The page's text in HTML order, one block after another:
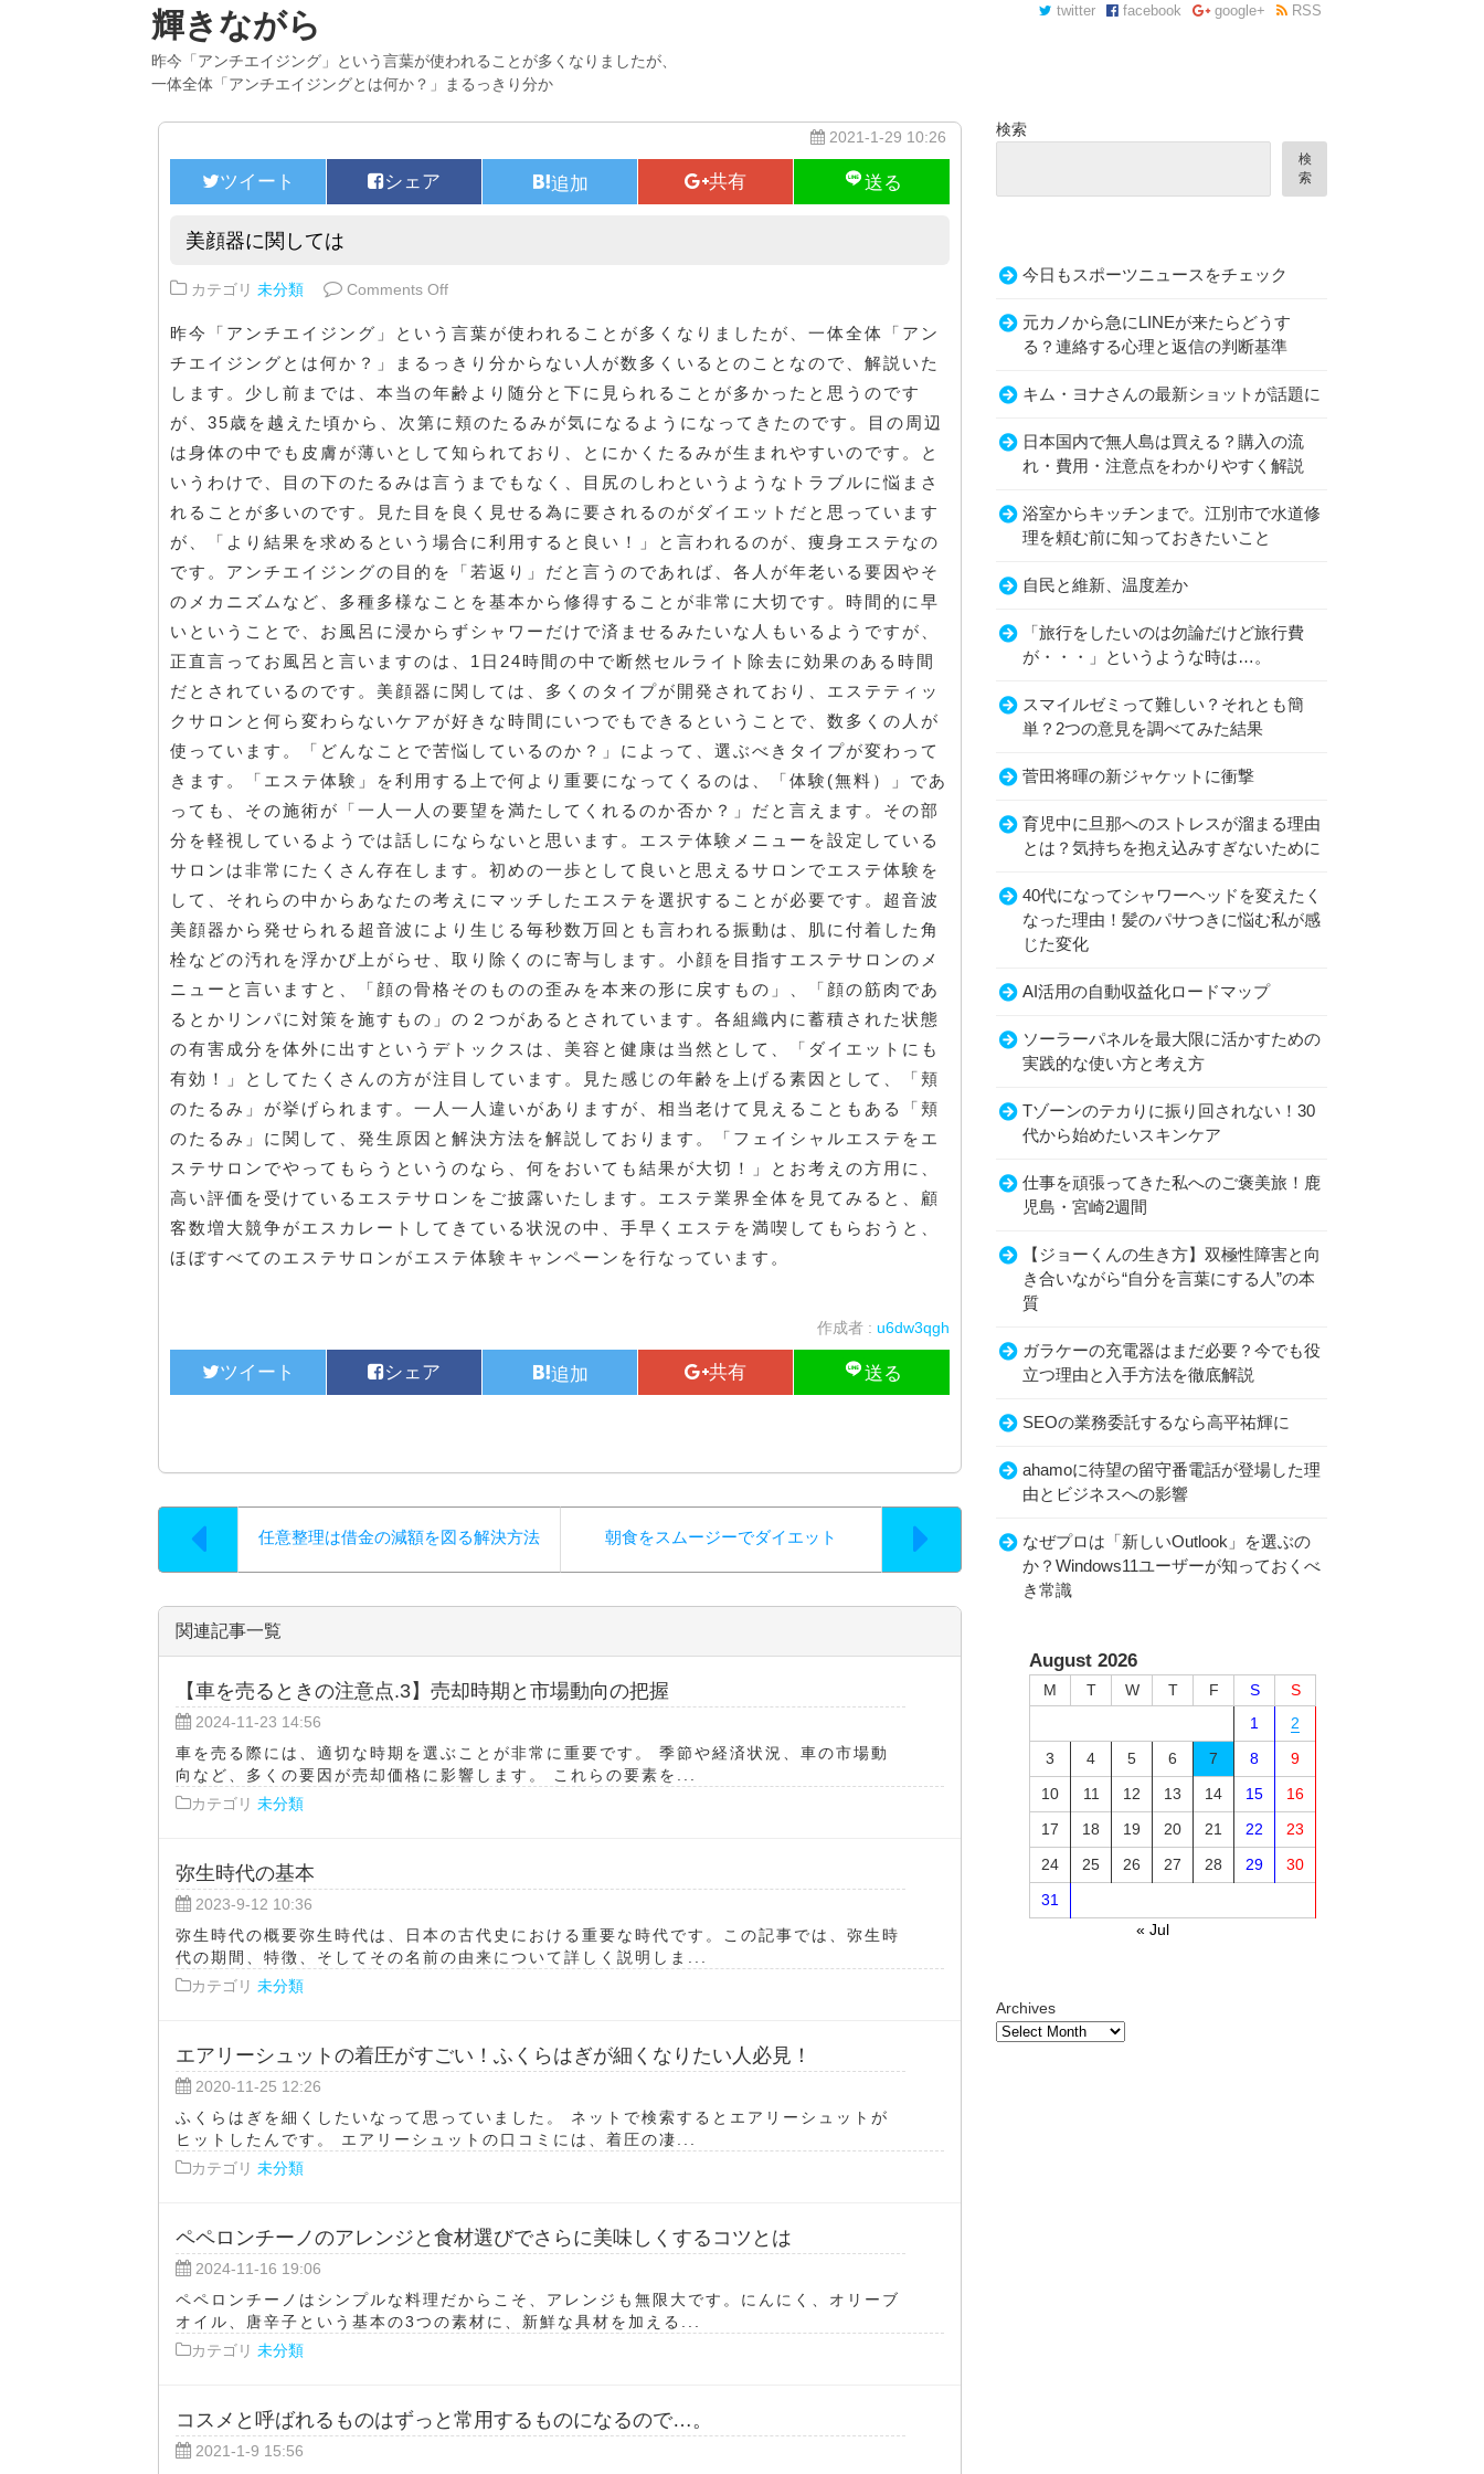
輝きながら
昨今「アンチエイジング」という言葉が使われることが多くなりましたが、
一体全体「アンチエイジングとは何か？」まるっきり分か
twitter facebook google+ RSS
2021-1-29 10:26
美顔器に関しては
カテゴリ 未分類 Comments Offon 美顔器に関しては
昨今「アンチエイジング」という言葉が使われることが多くなりましたが、一体全体「アン
チエイジングとは何か？」まるっきり分からない人が数多くいるとのことなので、解説いた
します。少し前までは、本当の年齢より随分と下に見られることが多かったと思うのです
が、35歳を越えた頃から、次第に頬のたるみが気になるようになってきたのです。目の周辺
は身体の中でも皮膚が薄いとして知られており、とにかくたるみが生まれやすいのです。と
いうわけで、目の下のたるみは言うまでもなく、目尻のしわというようなトラブルに悩まさ
れることが多いのです。見た目を良く見せる為に要されるのがダイエットだと思っています
が、「より結果を求めるという場合に利用すると良い！」と言われるのが、痩身エステなの
です。アンチエイジングの目的を「若返り」だと言うのであれば、各人が年老いる要因やそ
のメカニズムなど、多種多様なことを基本から修得することが非常に大切です。時間的に早
いということで、お風呂に浸からずシャワーだけで済ませるみたいな人もいるようですが、
正直言ってお風呂と言いますのは、1日24時間の中で断然セルライト除去に効果のある時間
だとされているのです。美顔器に関しては、多くのタイプが開発されており、エステティッ
クサロンと何ら変わらないケアが好きな時間にいつでもできるということで、数多くの人が
使っています。「どんなことで苦悩しているのか？」によって、選ぶべきタイプが変わって
きます。「エステ体験」を利用する上で何より重要になってくるのは、「体験(無料）」であ
っても、その施術が「一人一人の要望を満たしてくれるのか否か？」だと言えます。その部
分を軽視しているようでは話しにならないと思います。エステ体験メニューを設定している
サロンは非常にたくさん存在します。初めの一歩として良いと思えるサロンでエステ体験を
して、それらの中からあなたの考えにマッチしたエステを選択することが必要です。超音波
美顔器から発せられる超音波により生じる毎秒数万回とも言われる振動は、肌に付着した角
栓などの汚れを浮かび上がらせ、取り除くのに寄与します。小顔を目指すエステサロンのメ
ニューと言いますと、「顔の骨格そのものの歪みを本来の形に戻すもの」、「顔の筋肉であ
るとかリンパに対策を施すもの」の２つがあるとされています。各組織内に蓄積された状態
の有害成分を体外に出すというデトックスは、美容と健康は当然として、「ダイエットにも
有効！」としてたくさんの方が注目しています。見た感じの年齢を上げる素因として、「頬
のたるみ」が挙げられます。一人一人違いがありますが、相当老けて見えることもある「頬
のたるみ」に関して、発生原因と解決方法を解説しております。「フェイシャルエステをエ
ステサロンでやってもらうというのなら、何をおいても結果が大切！」とお考えの方用に、
高い評価を受けているエステサロンをご披露いたします。エステ業界全体を見てみると、顧
客数増大競争がエスカレートしてきている状況の中、手早くエステを満喫してもらおうと、
ほぼすべてのエステサロンがエステ体験キャンペーンを行なっています。
作成者 : u6dw3qgh
任意整理は借金の減額を図る解決方法 朝食をスムージーでダイエット
関連記事一覧
【車を売るときの注意点.3】売却時期と市場動向の把握
2024-11-23 14:56
車を売る際には、適切な時期を選ぶことが非常に重要です。 季節や経済状況、車の市場動
向など、多くの要因が売却価格に影響します。 これらの要素を...
カテゴリ 未分類
弥生時代の基本
2023-9-12 10:36
弥生時代の概要弥生時代は、日本の古代史における重要な時代です。この記事では、弥生時
代の期間、特徴、そしてその名前の由来について詳しく説明しま...
カテゴリ 未分類
エアリーシュットの着圧がすごい！ふくらはぎが細くなりたい人必見！
2020-11-25 12:26
ふくらはぎを細くしたいなって思っていました。 ネットで検索するとエアリーシュットが
ヒットしたんです。 エアリーシュットの口コミには、着圧の凄...
カテゴリ 未分類
ペペロンチーノのアレンジと食材選びでさらに美味しくするコツとは
2024-11-16 19:06
ペペロンチーノはシンプルな料理だからこそ、アレンジも無限大です。にんにく、オリーブ
オイル、唐辛子という基本の3つの素材に、新鮮な具材を加える...
カテゴリ 未分類
コスメと呼ばれるものはずっと常用するものになるので…。
2021-1-9 15:56
検索
検
索
今日もスポーツニュースをチェック
元カノから急にLINEが来たらどうす
る？連絡する心理と返信の判断基準
キム・ヨナさんの最新ショットが話題に
日本国内で無人島は買える？購入の流
れ・費用・注意点をわかりやすく解説
浴室からキッチンまで。江別市で水道修
理を頼む前に知っておきたいこと
自民と維新、温度差か
「旅行をしたいのは勿論だけど旅行費
が・・・」というような時は…。
スマイルゼミって難しい？それとも簡
単？2つの意見を調べてみた結果
菅田将暉の新ジャケットに衝撃
育児中に旦那へのストレスが溜まる理由
とは？気持ちを抱え込みすぎないために
40代になってシャワーヘッドを変えたく
なった理由！髪のパサつきに悩む私が感
じた変化
AI活用の自動収益化ロードマップ
ソーラーパネルを最大限に活かすための
実践的な使い方と考え方
Tゾーンのテカりに振り回されない！30
代から始めたいスキンケア
仕事を頑張ってきた私へのご褒美旅！鹿
児島・宮崎2週間
【ジョーくんの生き方】双極性障害と向
き合いながら“自分を言葉にする人”の本
質
ガラケーの充電器はまだ必要？今でも役
立つ理由と入手方法を徹底解説
SEOの業務委託するなら高平祐輝に
ahamoに待望の留守番電話が登場した理
由とビジネスへの影響
なぜプロは「新しいOutlook」を選ぶの
か？Windows11ユーザーが知っておくべ
き常識
August 2026
M T W T F S
S
1
2
3
4 5 6 7 8
9
10
11 12 13 14 15
16
17
18 19 20 21 22
23
24
25 26 27 28 29
30
31
« Jul
Archives